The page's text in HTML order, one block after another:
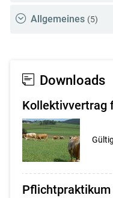
Allgemeines (5)
Downloads
Kollektivvertrag
Pflichtpraktikum